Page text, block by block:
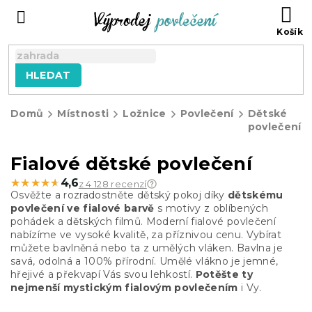
HLEDAT
Domů Místnosti Ložnice Povlečení
Dětské
povlečení
Fialové dětské povlečení
★★★★★
★★★★★ 4,6z 4 128 recenzí
Osvěžte a rozradostněte dětský pokoj díky dětskému
povlečení ve fialové barvě s motivy z oblíbených
pohádek a dětských filmů. Moderní fialové povlečení
nabízíme ve vysoké kvalitě, za příznivou cenu. Vybírat
můžete bavlněná nebo ta z umělých vláken. Bavlna je
savá, odolná a 100% přírodní. Umělé vlákno je jemné,
hřejivé a překvapí Vás svou lehkostí. Potěšte ty
nejmenší mystickým fialovým povlečením i Vy.